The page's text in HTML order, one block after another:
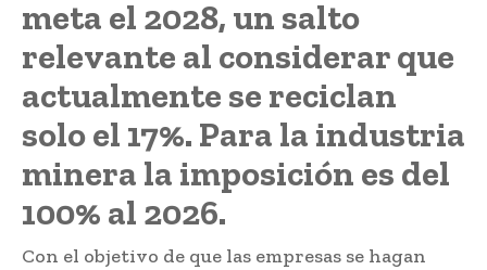
meta el 2028, un salto
relevante al considerar que
actualmente se reciclan
solo el 17%. Para la industria
minera la imposición es del
100% al 2026.
Con el objetivo de que las empresas se hagan